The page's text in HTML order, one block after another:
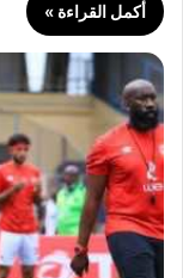
أكمل القراءة »